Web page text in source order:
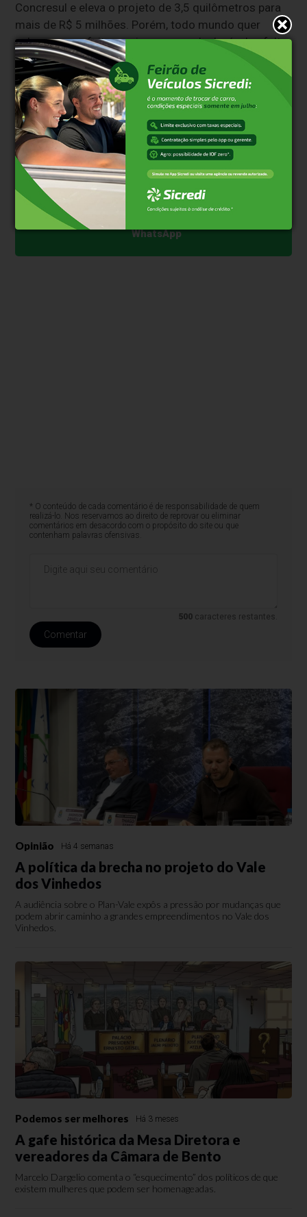
Concresul e eleva o projeto de 3,5 quilômetros para
mais de R$ 5 milhões. Porém, todo mundo quer
saber se a prefeitura vai arrumar o deplorável asfalto
da rodovia, além de investir nessa construção.
Timidamente, o poder público diz que sim. Mas é
esperar para ver.
Clique aqui e faça parte do nosso grupo no
WhatsApp
* O conteúdo de cada comentário é de responsabilidade de quem
realizá-lo. Nos reservamos ao direito de reprovar ou eliminar
comentários em desacordo com o propósito do site ou que
contenham palavras ofensivas.
500 caracteres restantes.
Comentar
Opinião Há 4 semanas
A política da brecha no projeto do Vale
dos Vinhedos
A audiência sobre o Plan-Vale expôs a pressão por mudanças que
podem abrir caminho a grandes empreendimentos no Vale dos
Vinhedos.
Podemos ser melhores Há 3 meses
A gafe histórica da Mesa Diretora e
vereadores da Câmara de Bento
Marcelo Dargelio comenta o “esquecimento” dos políticos de que
existem mulheres que podem ser homenageadas.